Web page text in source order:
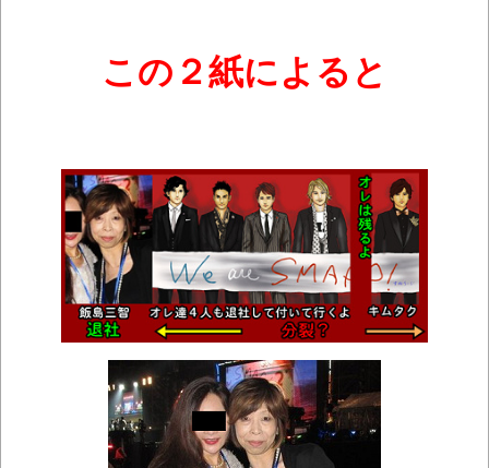
この２紙によると